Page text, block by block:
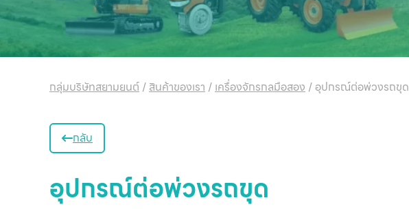
กลุ่มบริษัทสยามยนต์ /สินค้าของเรา /เครื่องจักรกลมือสอง /อุปกรณ์ต่อพ่วงรถขุด
กลับ
อุปกรณ์ต่อพ่วงรถขุด